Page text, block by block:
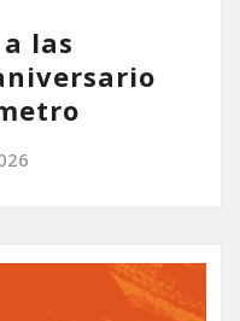
las